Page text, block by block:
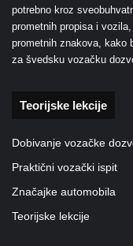
potrebno kroz
prometnih propisa i
prometnih znakova, kako
za švedsku vozačku
Teorijske lekcije
Dobivanje vozačke
Praktični vozački ispit
Značajke automobila
Teorijske lekcije